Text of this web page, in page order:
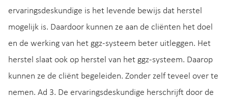
ervaringsdeskundige is het levende bewijs dat herstel
mogelijk is. Daardoor kunnen ze aan de cliënten het doel
en de werking van het ggz-systeem beter uitleggen. Het
herstel slaat ook op herstel van het ggz-systeem. Daarop
kunnen ze de cliënt begeleiden. Zonder zelf teveel over te
nemen. Ad 3. De ervaringsdeskundige herschrijft door de